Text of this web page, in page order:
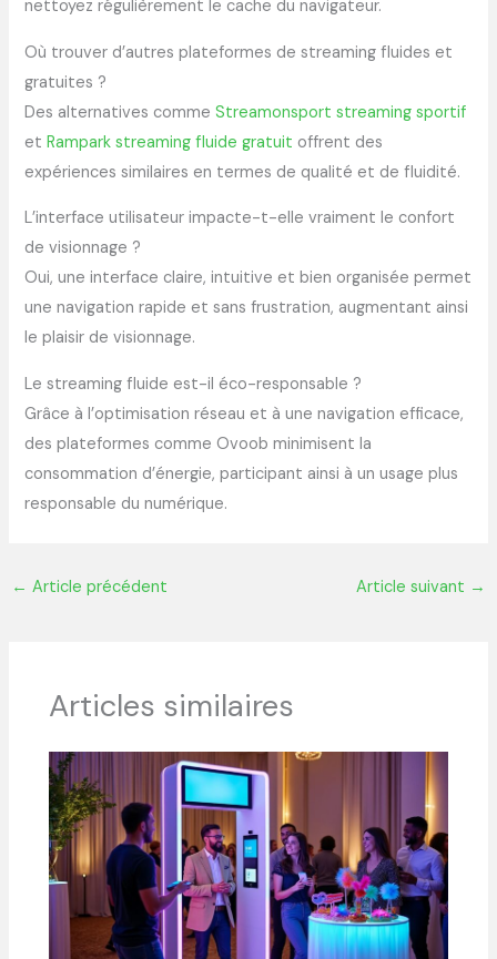
nettoyez régulièrement le cache du navigateur.
Où trouver d’autres plateformes de streaming fluides et
gratuites ?
Des alternatives commeStreamonsport streaming sportif
etRampark streaming fluide gratuit offrent des
expériences similaires en termes de qualité et de fluidité.
L’interface utilisateur impacte-t-elle vraiment le confort
de visionnage ?
Oui, une interface claire, intuitive et bien organisée permet
une navigation rapide et sans frustration, augmentant ainsi
le plaisir de visionnage.
Le streaming fluide est-il éco-responsable ?
Grâce à l’optimisation réseau et à une navigation efficace,
des plateformes comme Ovoob minimisent la
consommation d’énergie, participant ainsi à un usage plus
responsable du numérique.
← Article précédent Article suivant →
Articles similaires